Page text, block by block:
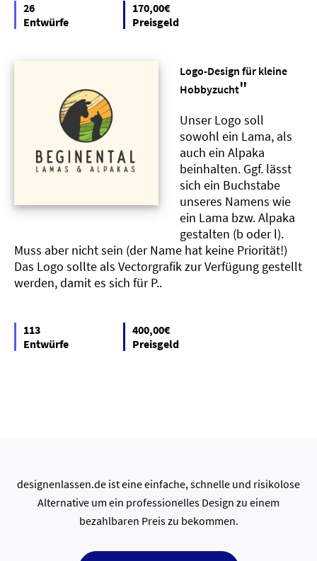
26
Entwürfe
170,00€
Preisgeld
Logo-Design für kleine
Hobbyzucht"
Unser Logo soll
sowohl ein Lama, als
auch ein Alpaka
beinhalten. Ggf. lässt
sich ein Buchstabe
unseres Namens wie
ein Lama bzw. Alpaka
gestalten (b oder l).
Muss aber nicht sein (der Name hat keine Priorität!)
Das Logo sollte als Vectorgrafik zur Verfügung gestellt
werden, damit es sich für P..
113
Entwürfe
400,00€
Preisgeld
designenlassen.de ist eine einfache, schnelle und risikolose
Alternative um ein professionelles Design zu einem
bezahlbaren Preis zu bekommen.